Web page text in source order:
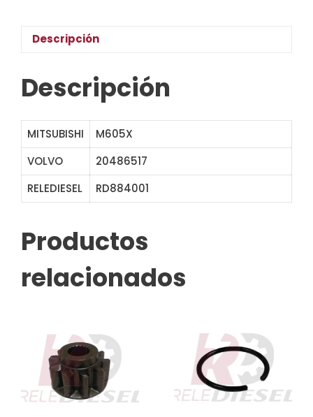
Descripción
Descripción
MITSUBISHI
M605X
VOLVO
20486517
RELEDIESEL
RD884001
Productos
relacionados